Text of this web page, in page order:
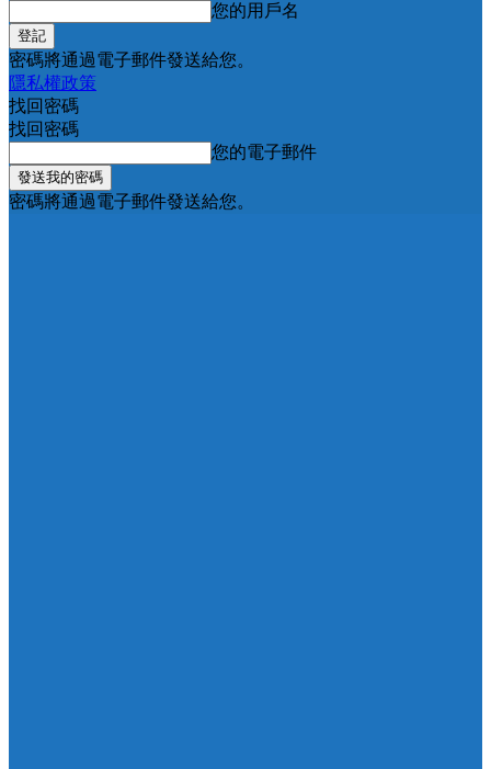
您的用戶名
密碼將通過電子郵件發送給您。
隱私權政策
找回密碼
找回密碼
您的電子郵件
密碼將通過電子郵件發送給您。